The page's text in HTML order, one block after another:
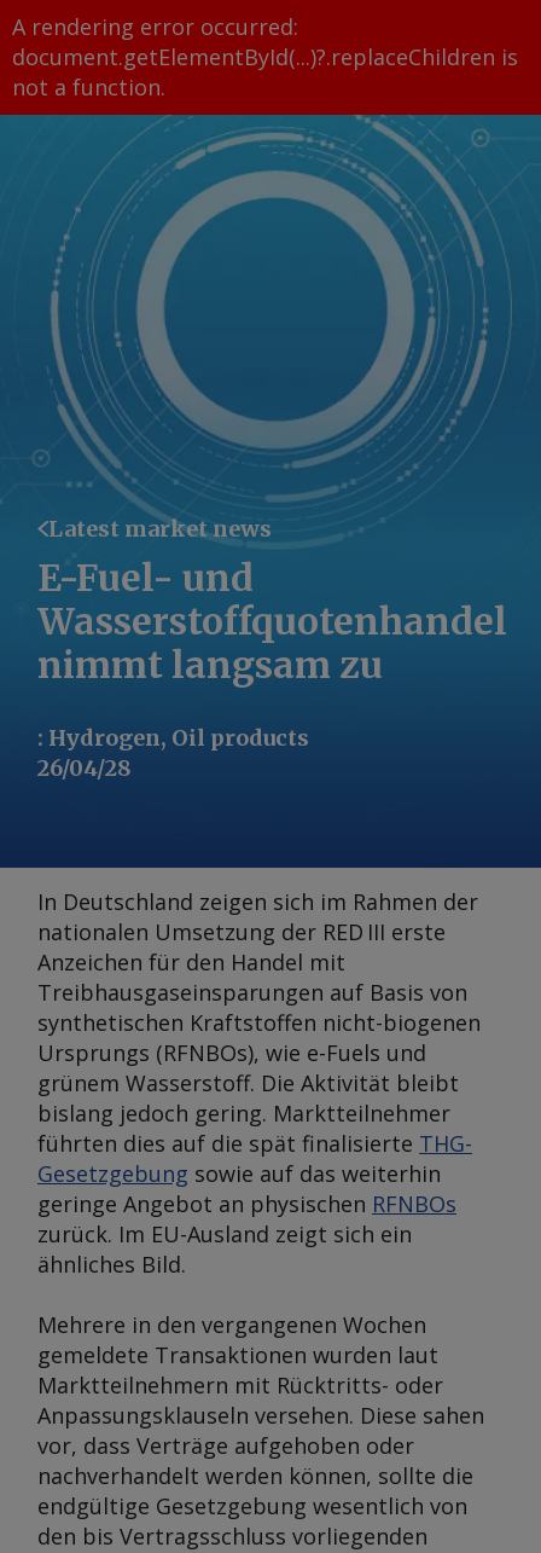
A rendering error occurred:
document.getElementById(...)?.replaceChildren is
not a function.
Latest market news
E-Fuel- und
Wasserstoffquotenhandel
nimmt langsam zu
: Hydrogen, Oil products
26/04/28
In Deutschland zeigen sich im Rahmen der
nationalen Umsetzung der RED III erste
Anzeichen für den Handel mit
Treibhausgaseinsparungen auf Basis von
synthetischen Kraftstoffen nicht-biogenen
Ursprungs (RFNBOs), wie e-Fuels und
grünem Wasserstoff. Die Aktivität bleibt
bislang jedoch gering. Marktteilnehmer
führten dies auf die spät finalisierte THG-
Gesetzgebung sowie auf das weiterhin
geringe Angebot an physischen RFNBOs
zurück. Im EU-Ausland zeigt sich ein
ähnliches Bild.
Mehrere in den vergangenen Wochen
gemeldete Transaktionen wurden laut
Marktteilnehmern mit Rücktritts- oder
Anpassungsklauseln versehen. Diese sahen
vor, dass Verträge aufgehoben oder
nachverhandelt werden können, sollte die
endgültige Gesetzgebung wesentlich von
den bis Vertragsschluss vorliegenden